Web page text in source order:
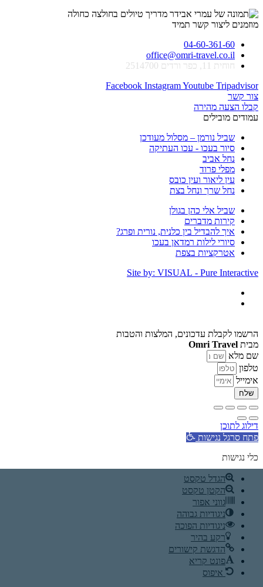
מוזמנים ליצור קשר תמיד
04-60-361-60
office@omri-travel.co.il
חוחית 11, כפר ורדים 2514700
Facebook InstagramYoutube Tripadvisor
צור קשר
קבלו הצעה מהירה
עמודים מובילים
שביל נורמן – מסלול מעודכן
סיור בעכו - עכו העתיקה
נחל אביב
מפלי פרוד
עין ליאור ועין כובס
נחל שרך ונחל בצת
שביל אלי כהן בגולן
קירות מדברים
איך להבדיל בין כלנית, נורית ופרג?
סיורי לילות רמדאן בעכו
אטרקציות בצפת
Site by: VISUAL - Pure Interactive
הרשמו לקבלת עדכונים, המלצות והטבות
מביתOmri Travel
שם מלא
טלפון
אימייל
שלח
דילוג לתוכן
פתח סרגל נגישות
כלי נגישות
הגדל טקסט
הקטן טקסט
גווני אפור
ניגודיות גבוהה
ניגודיות הפוכה
רקע בהיר
הדגשת קישורים
פונט קריא
איפוס